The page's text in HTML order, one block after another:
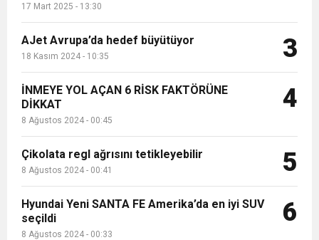
17 Mart 2025 - 13:30
AJet Avrupa’da hedef büyütüyor
18 Kasım 2024 - 10:35 3
İNMEYE YOL AÇAN 6 RİSK FAKTÖRÜNE
DİKKAT
8 Ağustos 2024 - 00:45
4
Çikolata regl ağrısını tetikleyebilir
8 Ağustos 2024 - 00:41 5
Hyundai Yeni SANTA FE Amerika’da en iyi SUV
seçildi
8 Ağustos 2024 - 00:33
6